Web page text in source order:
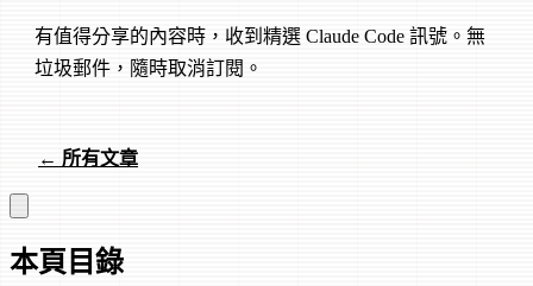
有值得分享的內容時，收到精選 Claude Code 訊號。無
垃圾郵件，隨時取消訂閱。
← 所有文章
本頁目錄